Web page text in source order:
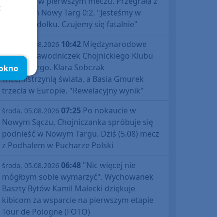
Podhalem Nowy Targ 0:2. "Jesteśmy w
totalnym dołku. Czujemy się fatalnie"
środa, 05.08.2026 10:42 Międzynarodowe
sukcesy zawodniczek Chojnickiego Klubu
Żeglarskiego. Klara Sobczak
wicemistrzynią świata, a Basia Gmurek
trzecia w Europie. "Rewelacyjny wynik"
środa, 05.08.2026 07:25 Po nokaucie w
Nowym Sączu, Chojniczanka spróbuje się
podnieść w Nowym Targu. Dziś (5.08) mecz
z Podhalem w Pucharze Polski
środa, 05.08.2026 06:48 "Nic więcej nie
mógłbym sobie wymarzyć". Wychowanek
Baszty Bytów Kamil Małecki dziękuje
kibicom za wsparcie na pierwszym etapie
Tour de Pologne (FOTO)